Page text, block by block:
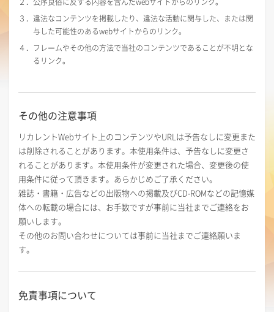
３．違法なコンテンツを掲載したり、違法な活動に関与した、または関
与した可能性のあるwebサイトからのリンク。
４．フレームやその他の方法で当社のコンテンツであることが不明とな
るリンク。
その他の注意事項
リカレントWebサイト上のコンテンツやURLは予告なしに変更また
は削除されることがあります。本使用条件は、予告なしに変更さ
れることがあります。本使用条件が変更された場合、変更後の使
用条件に従って頂きます。あらかじめご了承ください。
雑誌・書籍・広告などの出版物への掲載及びCD-ROMなどの記憶媒
体への転載の場合には、お手数ですが事前に当社までご連絡をお
願いします。
その他のお問い合わせについては事前に当社までご連絡願いま
す。
免責事項について